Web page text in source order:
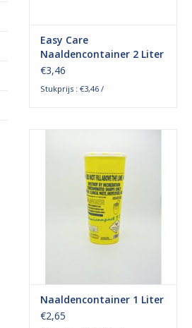
Easy Care
Naaldencontainer 2 Liter
€3,46
Stukprijs : €3,46 /
om een veilige afvoer van
gebruikte naalden, spuiten,
scalpelmesjes en bloedpipetten
te garanderen. Het deksel kan
tijdelijk of definitief worden
gesloten. Door het stevige
Polypropyleen is de contai
Naaldencontainer 1 Liter
€2,65